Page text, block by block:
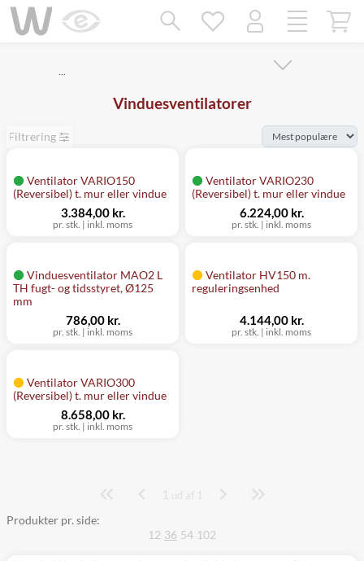
…
Vinduesventilatorer
Filtrering
Ventilator VARIO150
(Reversibel) t. mur eller vindue
pr. stk. | inkl. moms
3.384,00 kr.
Ventilator VARIO230
(Reversibel) t. mur eller vindue
pr. stk. | inkl. moms
6.224,00 kr.
Vinduesventilator MAO2 L
TH fugt- og tidsstyret, Ø125
mm
pr. stk. | inkl. moms
786,00 kr.
Ventilator HV150 m.
reguleringsenhed
pr. stk. | inkl. moms
4.144,00 kr.
Ventilator VARIO300
(Reversibel) t. mur eller vindue
pr. stk. | inkl. moms
8.658,00 kr.
Side
1 ud af 1
Produkter pr. side:
12 36 54 102
Mangler chatten?
Ret samtykke!